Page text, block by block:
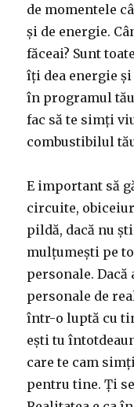
de momentele
și de energie.
făceai? Sunt
îți dea energie
în programul
fac să te simți
combustibilul
E important să
circuite,
pildă, dacă nu
mulțumești pe
personale.
personale de
într-o luptă cu
ești tu
care te cam
pentru tine. Ți